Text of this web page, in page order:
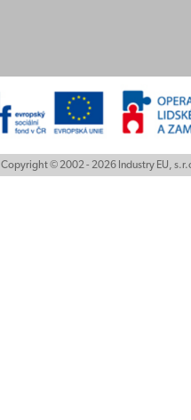
Copyright © 2002 - 2026 Industry EU,